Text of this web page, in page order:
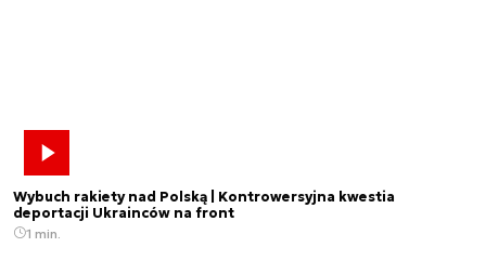
Wybuch rakiety nad Polską | Kontrowersyjna kwestia
deportacji Ukrainców na front
1 min.